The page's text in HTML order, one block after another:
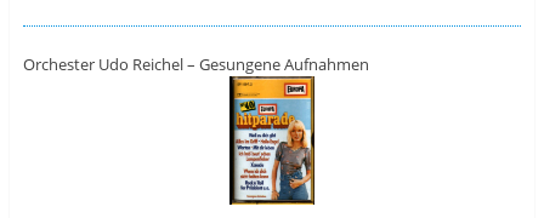
Orchester Udo Reichel – Gesungene Aufnahmen